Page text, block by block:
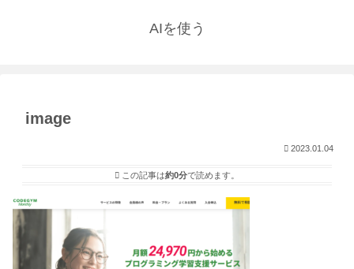
AIを使う
image
2023.01.04
この記事は約0分で読めます。